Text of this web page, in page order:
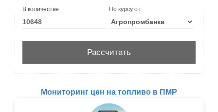
В количестве По курсу от
Мониторинг цен на топливо в ПМР